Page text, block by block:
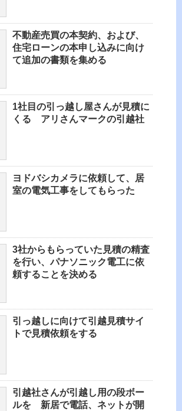
不動産売買の本契約、および、
住宅ローンの本申し込みに向け
て追加の書類を集める
1社目の引っ越し屋さんが見積に
くる アリさんマークの引越社
ヨドバシカメラに依頼して、居
室の電気工事をしてもらった
3社からもらっていた見積の精査
を行い、パナソニック電工に依
頼することを決める
引っ越しに向けて引越見積サイ
トで見積依頼をする
引越社さんが引越し用の段ボー
ルを 新居で電話、ネットが開